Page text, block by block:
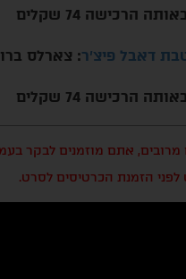
דאבל פיצ'ר: צארלס
מרובים, אתם מוזמנים לבקר
הזמנת הכרטיסים לסרט.